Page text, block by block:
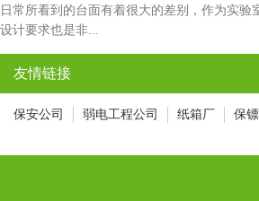
日常所看到的台面有着很大的差别，作为实验
设计要求也是非...
友情链接
保安公司 弱电工程公司 纸箱厂 保